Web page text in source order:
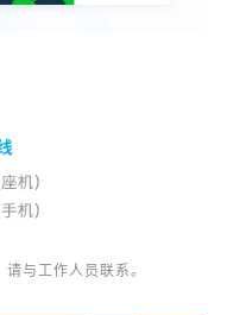
与工作人员联系。